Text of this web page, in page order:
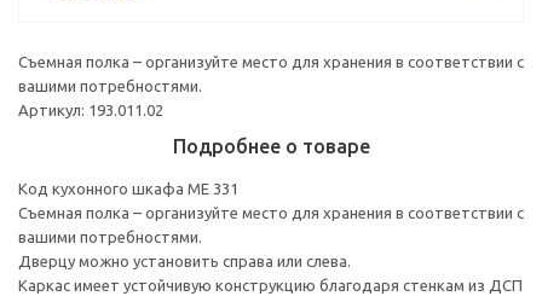
Съемная полка – организуйте место для хранения в соответствии с
вашими потребностями.
Артикул: 193.011.02
Подробнее о товаре
Код кухонного шкафа ME 331
Съемная полка – организуйте место для хранения в соответствии с
вашими потребностями.
Дверцу можно установить справа или слева.
Каркас имеет устойчивую конструкцию благодаря стенкам из ДСП